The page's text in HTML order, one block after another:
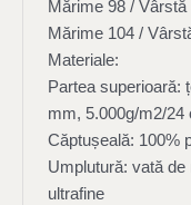
Mărime 98 /
Mărime 104 /
Materiale:
Partea superioară:
mm, 5.000g/m2/24
Căptușeală: 100%
Umplutură: vată de
ultrafine